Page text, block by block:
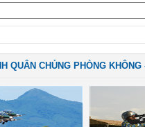
QUÂN CHỦNG PHÒNG KHÔNG